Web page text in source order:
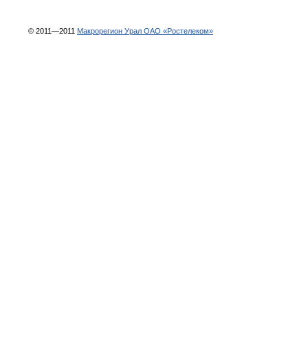
© 2011—2011 Макрорегион Урал ОАО «Ростелеком»